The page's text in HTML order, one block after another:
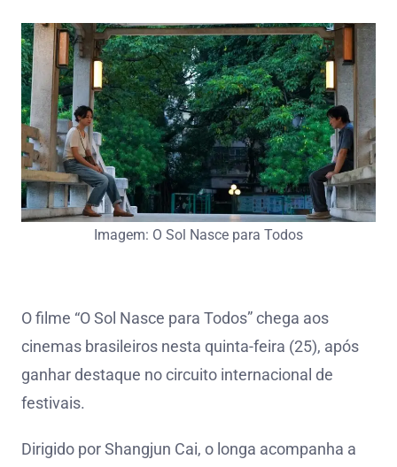
Imagem: O Sol Nasce para Todos
O filme “O Sol Nasce para Todos” chega aos
cinemas brasileiros nesta quinta-feira (25), após
ganhar destaque no circuito internacional de
festivais.
Dirigido por Shangjun Cai, o longa acompanha a